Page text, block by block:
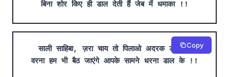
बिना शोर किए ही डाल देती हैं जेब में धमाका !!
साली साहिबा, ज़रा चाय तो पिलाओ अदरक डाल के
वरना हम भी बैठ जाएंगे आपके सामने धरना डाल के !!
Copy